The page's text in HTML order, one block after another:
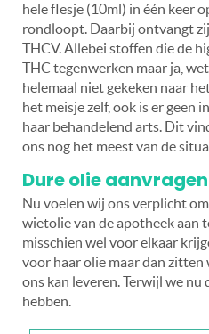
hele flesje (10ml) in één keer
rondloopt. Daarbij ontvangt
THCV. Allebei stoffen die de
THC tegenwerken maar ja,
helemaal niet gekeken naar
het meisje zelf, ook is er geen
haar behandelend arts. Dit
ons nog het meest van de
Dure olie aanvragen
Nu voelen wij ons verplicht
wietolie van de apotheek aan
misschien wel voor elkaar
voor haar olie maar dan zitten
ons kan leveren. Terwijl we
hebben.